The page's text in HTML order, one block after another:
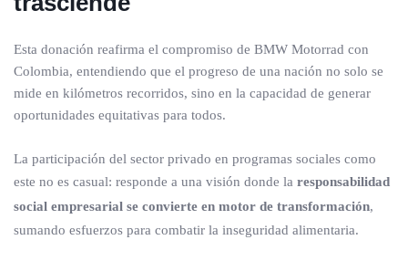
Esta donación reafirma el compromiso de BMW Motorrad con
Colombia, entendiendo que el progreso de una nación no solo se
mide en kilómetros recorridos, sino en la capacidad de generar
oportunidades equitativas para todos.
La participación del sector privado en programas sociales como
este no es casual: responde a una visión donde la responsabilidad
social empresarial se convierte en motor de transformación,
sumando esfuerzos para combatir la inseguridad alimentaria.